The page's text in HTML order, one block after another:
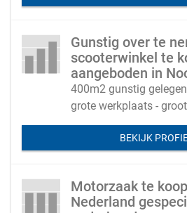
Gunstig over te
scooterwinkel te
aangeboden in
400m2 gunstig
grote werkplaats - groot
verzorgingsgebied met
concurrentenBEKIJK
Motorzaak te
Nederland